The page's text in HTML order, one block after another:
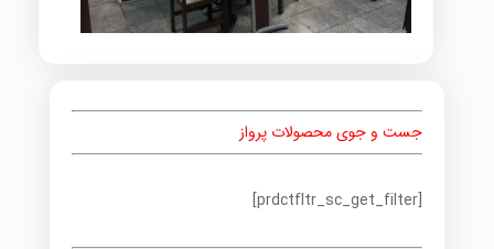
جست و جوی محصولات پرواز
[prdctfltr_sc_get_filter]